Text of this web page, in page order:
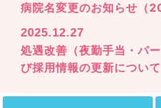
高良台シニアビレッジ
地域包括ケアステーション
病院名変更のお知らせ（
2025.12.27
処遇改善（夜勤手当・パ
び採用情報の更新について